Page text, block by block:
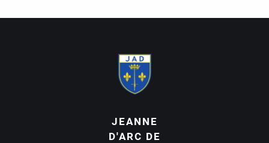
JEANNE
D'ARC DE